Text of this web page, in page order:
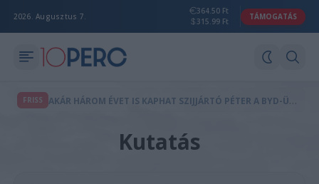
2026. Augusztus 7.
364.50 Ft
315.99 Ft
TÁMOGATÁS
FRISS A
KÁR HÁROM ÉVET IS KAPHAT SZIJJÁRTÓ PÉTER A BYD-ÜGY MIATT
Kutatás